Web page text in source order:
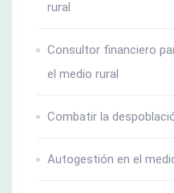
rural
Consultor financiero
el medio rural
Combatir la
Autogestión en el